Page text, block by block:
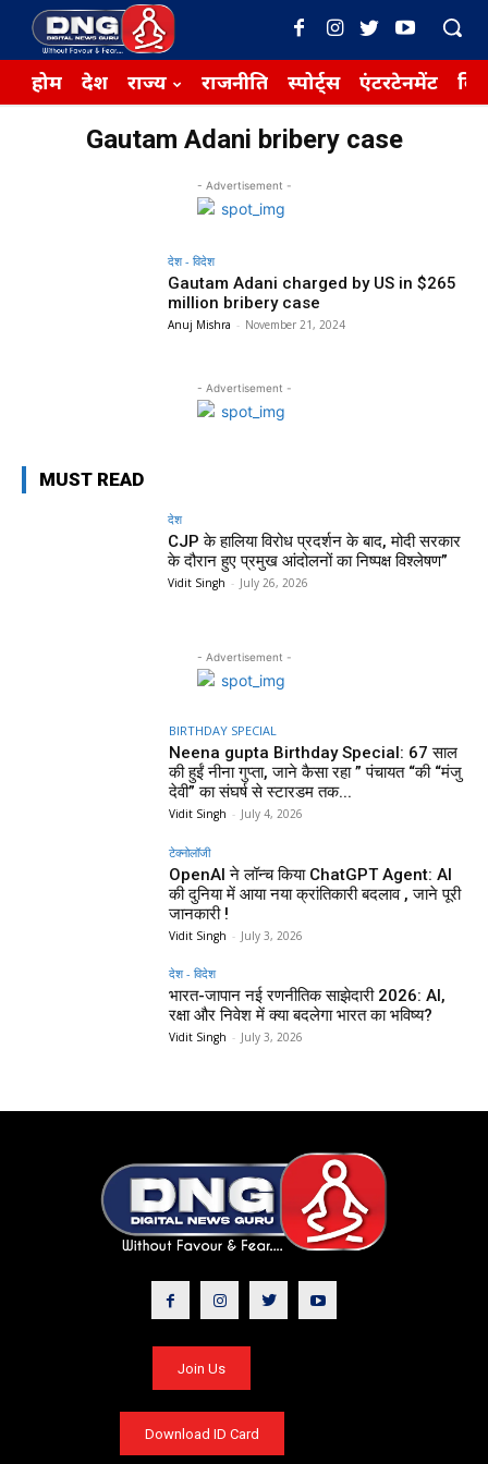
होम देश राज्य राजनीति स्पोर्ट्स एंटरटेनमेंट
Gautam Adani bribery case
- Advertisement -
देश - विदेश
Gautam Adani charged by US in $265
million bribery case
Anuj Mishra - November 21, 2024
- Advertisement -
MUST READ
देश
CJP के हालिया विरोध प्रदर्शन के बाद, मोदी सरकार
के दौरान हुए प्रमुख आंदोलनों का निष्पक्ष विश्लेषण”
Vidit Singh - July 26, 2026
- Advertisement -
BIRTHDAY SPECIAL
Neena gupta Birthday Special: 67 साल
की हुईं नीना गुप्ता, जाने कैसा रहा ” पंचायत “की “मंजु
देवी” का संघर्ष से स्टारडम तक...
Vidit Singh - July 4, 2026
टेक्नोलॉजी
OpenAI ने लॉन्च किया ChatGPT Agent: AI
की दुनिया में आया नया क्रांतिकारी बदलाव , जाने पूरी
जानकारी !
Vidit Singh - July 3, 2026
देश - विदेश
भारत-जापान नई रणनीतिक साझेदारी 2026: AI,
रक्षा और निवेश में क्या बदलेगा भारत का भविष्य?
Vidit Singh - July 3, 2026
Join Us
Download ID Card